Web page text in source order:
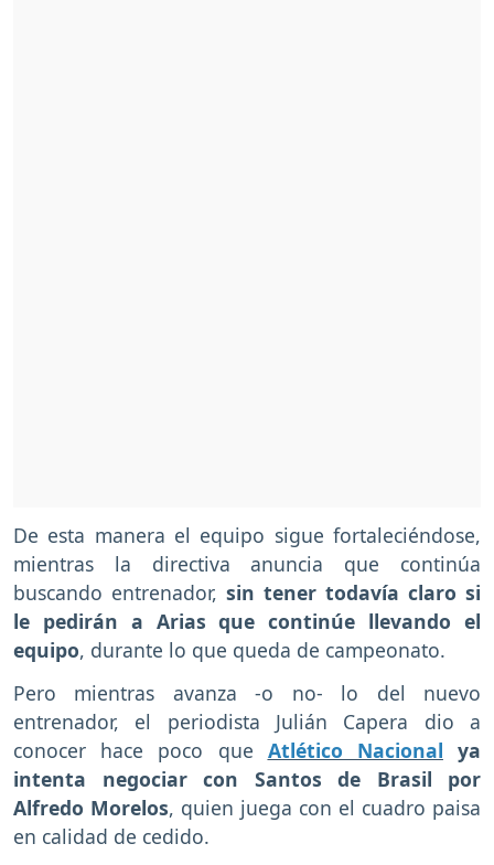
De esta manera el equipo sigue fortaleciéndose,
mientras la directiva anuncia que continúa
buscando entrenador, sin tener todavía claro si
le pedirán a Arias que continúe llevando el
equipo, durante lo que queda de campeonato.
Pero mientras avanza -o no- lo del nuevo
entrenador, el periodista Julián Capera dio a
conocer hace poco que Atlético Nacional ya
intenta negociar con Santos de Brasil por
Alfredo Morelos, quien juega con el cuadro paisa
en calidad de cedido.